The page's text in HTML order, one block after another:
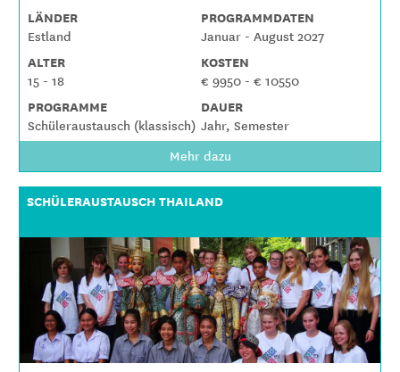
LÄNDER PROGRAMMDATEN
Estland Januar - August 2027
ALTER KOSTEN
15 - 18 € 9950 - € 10550
PROGRAMME DAUER
Schüleraustausch (klassisch) Jahr, Semester
Mehr dazu
SCHÜLERAUSTAUSCH THAILAND